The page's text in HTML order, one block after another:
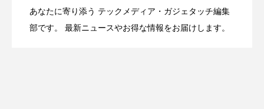
あなたに寄り添う テックメディア・ガジェタッチ編集
部です。 最新ニュースやお得な情報をお届けします。
登場
Directに動いた理由、担当者も答えられな
2026.04.23 OpenMic Insight：AFEELA開発中止で見